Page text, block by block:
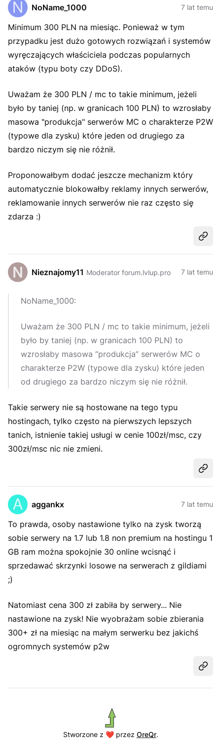
NoName_1000 7 lat temu
Minimum 300 PLN na miesiąc. Ponieważ w tym
przypadku jest dużo gotowych rozwiązań i systemów
wyręczających właściciela podczas popularnych
ataków (typu boty czy DDoS).
Uważam że 300 PLN / mc to takie minimum, jeżeli
było by taniej (np. w granicach 100 PLN) to wzrosłaby
masowa "produkcja" serwerów MC o charakterze P2W
(typowe dla zysku) które jeden od drugiego za
bardzo niczym się nie różnił.
Proponowałbym dodać jeszcze mechanizm który
automatycznie blokowałby reklamy innych serwerów,
reklamowanie innych serwerów nie raz często się
zdarza :)
Nieznajomy11 Moderator forum.lvlup.pro 7 lat temu
NoName_1000:
Uważam że 300 PLN / mc to takie minimum, jeżeli
było by taniej (np. w granicach 100 PLN) to
wzrosłaby masowa “produkcja” serwerów MC o
charakterze P2W (typowe dla zysku) które jeden
od drugiego za bardzo niczym się nie różnił.
Takie serwery nie są hostowane na tego typu
hostingach, tylko często na pierwszych lepszych
tanich, istnienie takiej usługi w cenie 100zł/msc, czy
300zł/msc nic nie zmieni.
aggankx 7 lat temu
To prawda, osoby nastawione tylko na zysk tworzą
sobie serwery na 1.7 lub 1.8 non premium na hostingu 1
GB ram można spokojnie 30 online wcisnąć i
sprzedawać skrzynki losowe na serwerach z gildiami
;)
Natomiast cena 300 zł zabiła by serwery... Nie
nastawione na zysk! Nie wyobrażam sobie zbierania
300+ zł na miesiąc na małym serwerku bez jakichś
ogromnych systemów p2w
Stworzone z ❤️ przez OreQr.